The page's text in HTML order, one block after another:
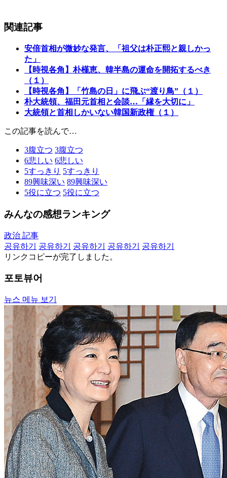
関連記事
安倍首相が微妙な発言、「祖父は朴正熙と親しかっ
た」
【時視各角】朴槿恵、韓半島の運命を開拓するべき
（１）
【時視各角】「竹島の日」に飛ぶ“渡り鳥”（１）
朴大統領、福田元首相と会談…「縁を大切に」
大統領と首相しかいない韓国新政権（１）
この記事を読んで…
3腹立つ 3腹立つ
6悲しい 6悲しい
5すっきり 5すっきり
89興味深い 89興味深い
5役に立つ 5役に立つ
みんなの感想ランキング
政治 記事
공유하기
공유하기 공유하기 공유하기
공유하기
リンクコピーが完了しました。
포토뷰어
뉴스 메뉴 보기